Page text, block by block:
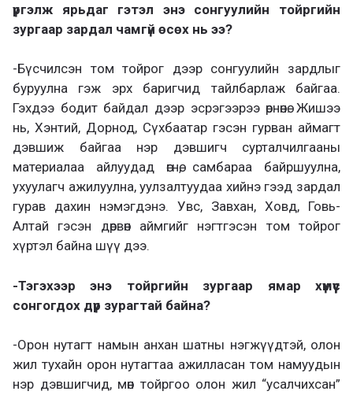
үргэлж ярьдаг гэтэл энэ сонгуулийн тойргийн
зургаар зардал чамгүй өсөх нь ээ?
-Бүсчилсэн том тойрог дээр сонгуулийн зардлыг
буруулна гэж эрх баригчид тайлбарлаж байгаа.
Гэхдээ бодит байдал дээр эсрэгээрээ өрнөнө. Жишээ
нь, Хэнтий, Дорнод, Сүхбаатар гэсэн гурван аймагт
дэвшиж байгаа нэр дэвшигч сурталчилгааны
материалаа айлуудад өгнө, самбараа байршуулна,
ухуулагч ажилуулна, уулзалтуудаа хийнэ гээд зардал
гурав дахин нэмэгдэнэ. Увс, Завхан, Ховд, Говь-
Алтай гэсэн дөрвөн аймгийг нэгтгэсэн том тойрог
хүртэл байна шүү дээ.
-Тэгэхээр энэ тойргийн зургаар ямар хүмүүс
сонгогдох дүр зурагтай байна?
-Орон нутагт намын анхан шатны нэгжүүдтэй, олон
жил тухайн орон нутагтаа ажилласан том намуудын
нэр дэвшигчид, мөн тойргоо олон жил “усалчихсан”